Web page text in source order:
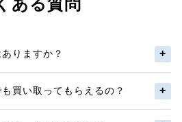
りますか？
買い取ってもらえるの？